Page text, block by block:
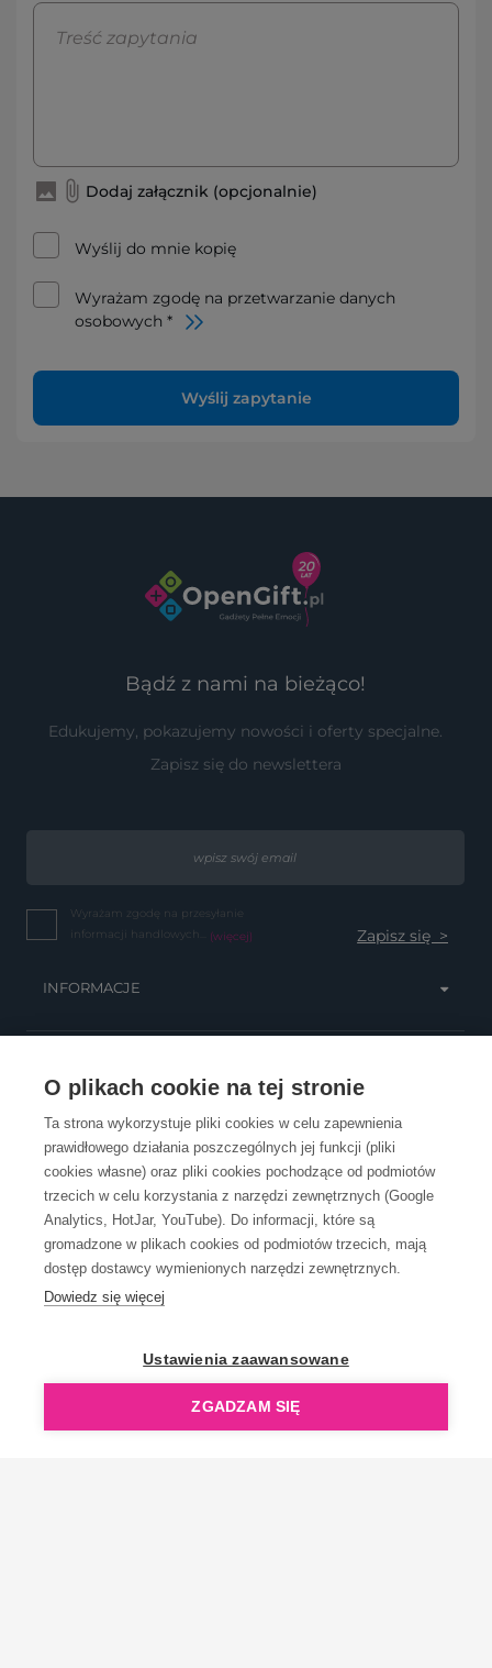
O plikach cookie na tej stronie
Ta strona wykorzystuje pliki cookies w celu zapewnienia
prawidłowego działania poszczególnych jej funkcji (pliki
cookies własne) oraz pliki cookies pochodzące od podmiotów
trzecich w celu korzystania z narzędzi zewnętrznych (Google
Analytics, HotJar, YouTube). Do informacji, które są
gromadzone w plikach cookies od podmiotów trzecich, mają
dostęp dostawcy wymienionych narzędzi zewnętrznych.
Dowiedz się więcej
Ustawienia zaawansowane
ZGADZAM SIĘ
Dodaj załącznik (opcjonalnie)
Wyślij do mnie kopię
Wyrażam zgodę na przetwarzanie danych
osobowych *
Wyślij zapytanie
Bądź z nami na bieżąco!
Edukujemy, pokazujemy nowości i oferty specjalne.
Zapisz się do newslettera
Wyrażam zgodę na przesyłanie
informacji handlowych... (więcej)
INFORMACJE
OBSŁUGA KLIENTA
KONTAKT
OpenGift jest częścią ReflectGroup.